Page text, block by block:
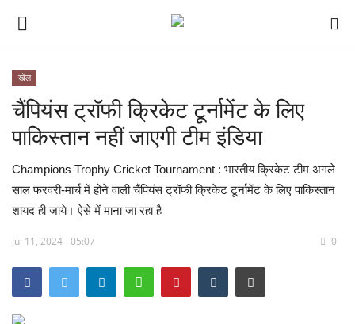
देश
मध्य प्रदेश
विश्व
विदेश
खेल
चैंपियंस ट्रॉफी क्रिकेट टूर्नामेंट के लिए
पाकिस्तान नहीं जाएगी टीम इंडिया
Champions Trophy Cricket Tournament : भारतीय क्रिकेट टीम अगले
साल फरवरी-मार्च में होने वाली चैंपियंस ट्रॉफी क्रिकेट टूर्नामेंट के लिए पाकिस्तान
शायद ही जाये। ऐसे में माना जा रहा है
Jul 11, 2024 - 05:07 0